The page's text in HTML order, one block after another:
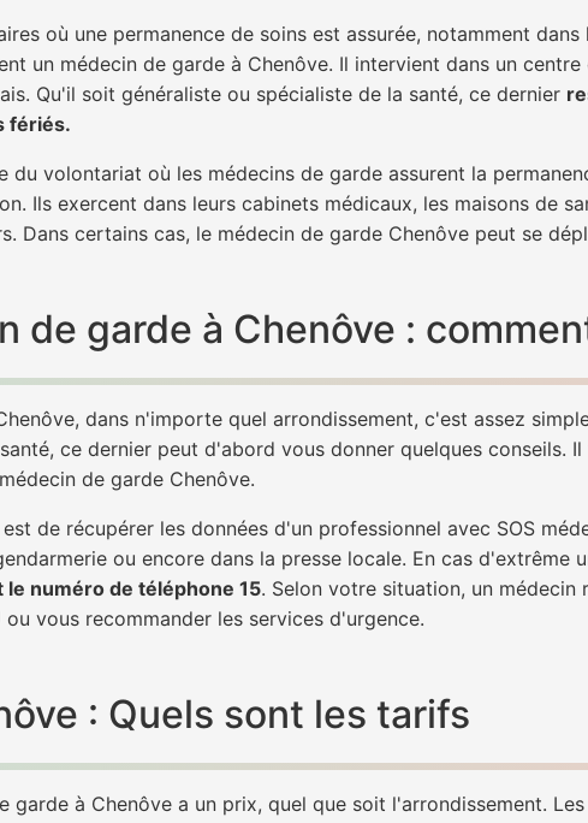
où une permanence de soins est assurée, notamment
un médecin de garde à Chenôve. Il intervient dans un
Qu'il soit généraliste ou spécialiste de la santé, ce dernier
fériés.
du volontariat où les médecins de garde assurent la
Ils exercent dans leurs cabinets médicaux, les maisons de
Dans certains cas, le médecin de garde Chenôve peut se
de garde à Chenôve :
dans n'importe quel arrondissement, c'est assez
ce dernier peut d'abord vous donner quelques conseils.
de garde Chenôve.
de récupérer les données d'un professionnel avec SOS
ou encore dans la presse locale. En cas d'extrême
numéro de téléphone 15. Selon votre situation, un
vous recommander les services d'urgence.
: Quels sont les tarifs
garde à Chenôve a un prix, quel que soit l'arrondissement.